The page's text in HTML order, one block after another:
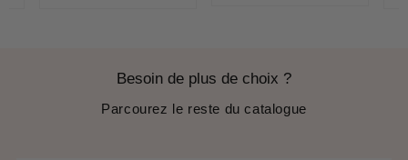
Besoin de plus de choix ?
Parcourez le reste du catalogue